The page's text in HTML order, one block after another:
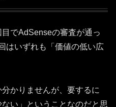
でAdSenseの審査が通っ
はいずれも「価値の低い広
かりませんが、要するに
ない」ということなのだと思